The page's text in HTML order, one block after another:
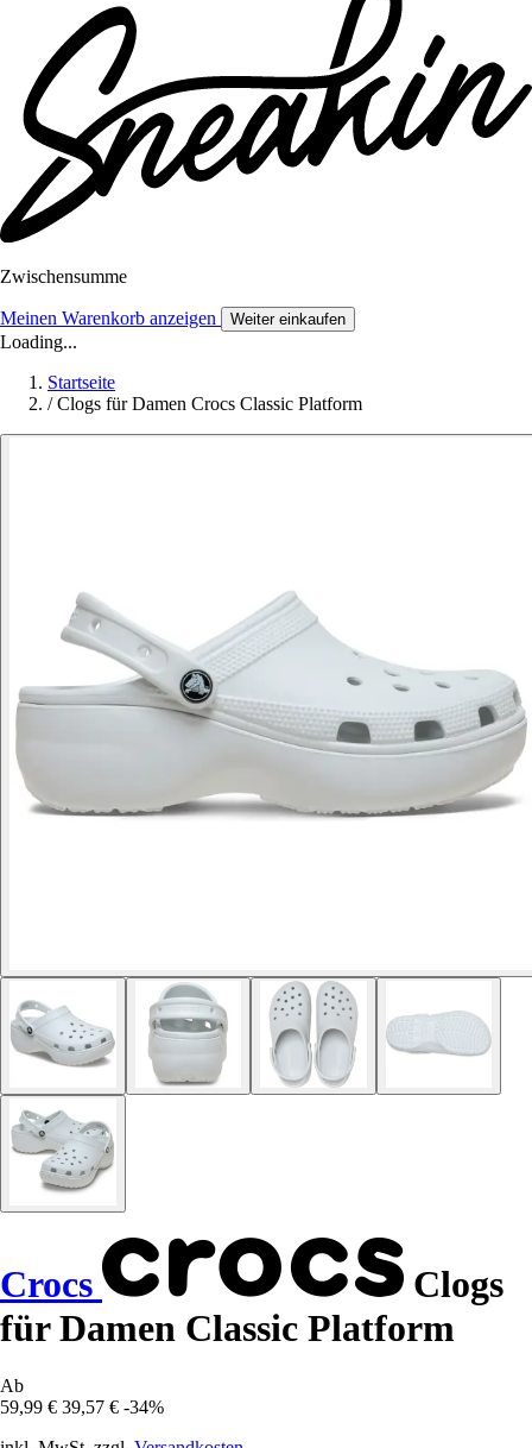
Zwischensumme
Meinen Warenkorb anzeigen Weiter einkaufen
Loading...
Startseite
/ Clogs für Damen Crocs Classic Platform
Crocs
Clogs
für Damen Classic Platform
Ab
59,99 € 39,57 € -34%